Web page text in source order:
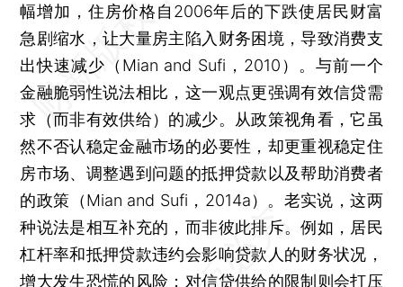
幅增加，住房价格自2006年后的下跌使居民财富
急剧缩水，让大量房主陷入财务困境，导致消费支
出快速减少（Mian and Sufi，2010）。与前一个
金融脆弱性说法相比，这一观点更强调有效信贷需
求（而非有效供给）的减少。从政策视角看，它虽
然不否认稳定金融市场的必要性，却更重视稳定住
房市场、调整遇到问题的抵押贷款以及帮助消费者
的政策（Mian and Sufi，2014a）。老实说，这两
种说法是相互补充的，而非彼此排斥。例如，居民
杠杆率和抵押贷款违约会影响贷款人的财务状况，
增大发生恐慌的风险；对信贷供给的限制则会打压